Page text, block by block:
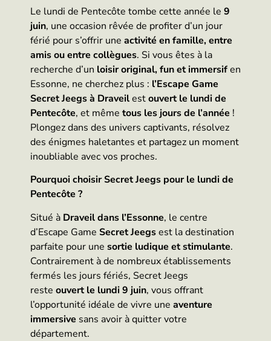
Le lundi de Pentecôte tombe cette année le 9
juin, une occasion rêvée de profiter d’un jour
férié pour s’offrir une activité en famille, entre
amis ou entre collègues. Si vous êtes à la
recherche d’un loisir original, fun et immersifen
Essonne, ne cherchez plus : l’Escape Game
Secret Jeegs à Draveilestouvert le lundi de
Pentecôte, et même tous les jours de l’année !
Plongez dans des univers captivants, résolvez
des énigmes haletantes et partagez un moment
inoubliable avec vos proches.
Pourquoi choisir Secret Jeegs pour le lundi de
Pentecôte ?
Situé à Draveil dans l’Essonne, le centre
d’Escape Game Secret Jeegsest la destination
parfaite pour une sortie ludique et stimulante.
Contrairement à de nombreux établissements
fermés les jours fériés, Secret Jeegs
reste ouvert le lundi 9 juin, vous offrant
l’opportunité idéale de vivre une aventure
immersive sans avoir à quitter votre
département.